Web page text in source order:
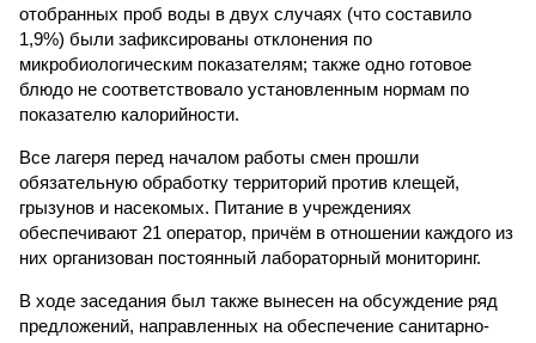
отобранных проб воды в двух случаях (что составило
1,9%) были зафиксированы отклонения по
микробиологическим показателям; также одно готовое
блюдо не соответствовало установленным нормам по
показателю калорийности.
Все лагеря перед началом работы смен прошли
обязательную обработку территорий против клещей,
грызунов и насекомых. Питание в учреждениях
обеспечивают 21 оператор, причём в отношении каждого из
них организован постоянный лабораторный мониторинг.
В ходе заседания был также вынесен на обсуждение ряд
предложений, направленных на обеспечение санитарно-